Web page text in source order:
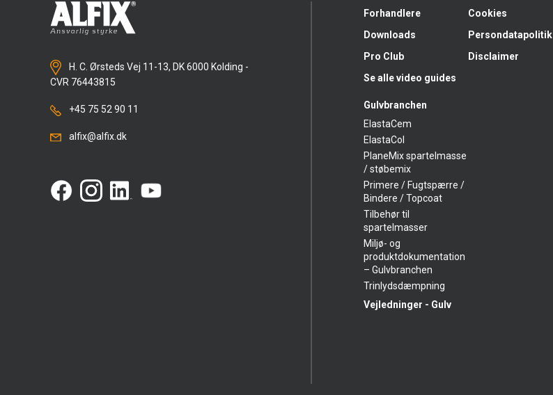
H. C. Ørsteds Vej 11-13, DK 6000 Kolding -
CVR 76443815
+45 75 52 90 11
alfix@alfix.dk
Forhandlere
Downloads
Pro Club
Se alle video guides
Gulvbranchen
ElastaCem
ElastaCol
PlaneMix spartelmasse
/ støbemix
Primere / Fugtspærre /
Bindere / Topcoat
Tilbehør til
spartelmasser
Miljø- og
produktdokumentation
– Gulvbranchen
Trinlydsdæmpning
Vejledninger - Gulv
Cookies
Persondatapolitik
Disclaimer